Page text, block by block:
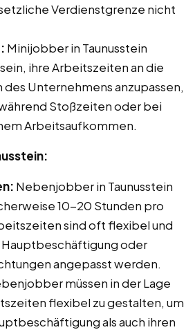
Verdienstgrenze nicht
Minijobber in Taunusstein
ihre Arbeitszeiten an die
Unternehmens anzupassen,
Stoßzeiten oder bei
Arbeitsaufkommen.
Nebenjobber in Taunusstein
10-20 Stunden pro
sind oft flexibel und
Hauptbeschäftigung oder
angepasst werden.
müssen in der Lage
flexibel zu gestalten, um
als auch ihren